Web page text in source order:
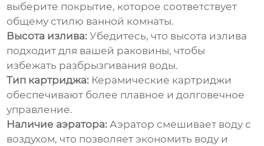
выберите покрытие, которое соответствует
общему стилю ванной комнаты.
Высота излива: Убедитесь, что высота излива
подходит для вашей раковины, чтобы
избежать разбрызгивания воды.
Тип картриджа: Керамические картриджи
обеспечивают более плавное и долговечное
управление.
Наличие аэратора: Аэратор смешивает воду с
воздухом, что позволяет экономить воду и